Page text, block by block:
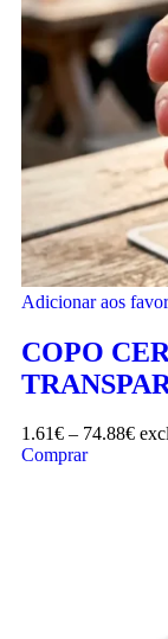
Adicionar aos
COPO
1.61€ – 74.88€
Comprar